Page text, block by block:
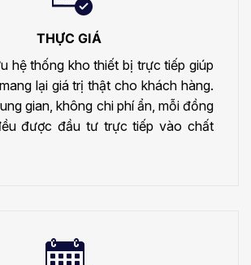
THỰC GIÁ
hệ thống kho thiết bị trực tiếp giúp
lại giá trị thật cho khách hàng.
gian, không chi phí ẩn, mỗi đồng
được đầu tư trực tiếp vào chất